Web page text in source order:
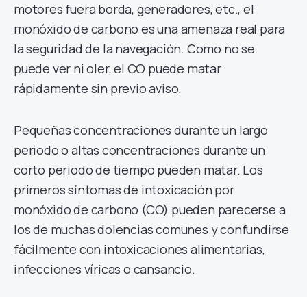
motores fuera borda, generadores, etc., el
monóxido de carbono es una amenaza real para
la seguridad de la navegación. Como no se
puede ver ni oler, el CO puede matar
rápidamente sin previo aviso.
Pequeñas concentraciones durante un largo
periodo o altas concentraciones durante un
corto periodo de tiempo pueden matar. Los
primeros síntomas de intoxicación por
monóxido de carbono (CO) pueden parecerse a
los de muchas dolencias comunes y confundirse
fácilmente con intoxicaciones alimentarias,
infecciones víricas o cansancio.